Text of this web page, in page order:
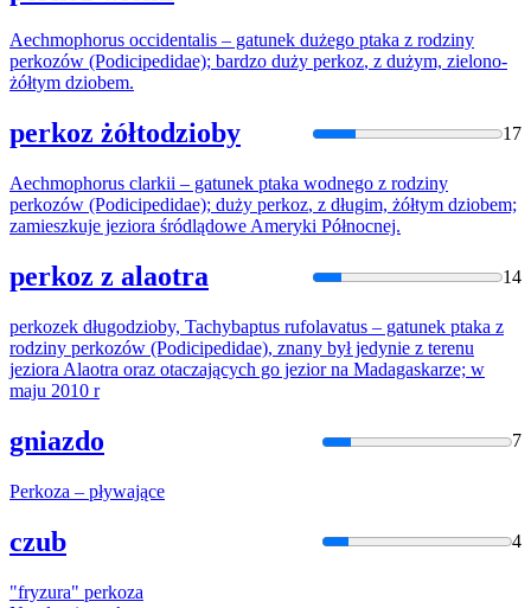
Aechmophorus occidentalis – gatunek dużego ptaka z rodziny
perkozów (Podicipedidae); bardzo duży perkoz, z dużym, zielono-
żółtym dziobem.
perkoz żółtodzioby 17
Aechmophorus clarkii – gatunek ptaka wodnego z rodziny
perkozów (Podicipedidae); duży perkoz, z długim, żółtym dziobem;
zamieszkuje jeziora śródlądowe Ameryki Północnej.
perkoz z alaotra 14
perkozek długodzioby, Tachybaptus rufolavatus – gatunek ptaka z
rodziny perkozów (Podicipedidae), znany był jedynie z terenu
jeziora Alaotra oraz otaczających go jezior na Madagaskarze; w
maju 2010 r
gniazdo 7
Perkoza – pływające
czub 4
"fryzura" perkoza